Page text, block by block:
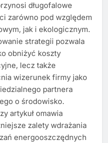
długofalowe
zarówno pod względem
jak i ekologicznym.
strategii pozwala
obniżyć koszty
lecz także
wizerunek firmy jako
partnera
o środowisko.
artykuł omawia
zalety wdrażania
energooszczędnych